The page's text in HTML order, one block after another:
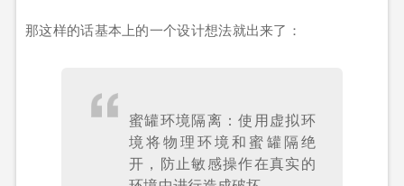
那这样的话基本上的一个设计想法就出来了：
蜜罐环境隔离：使用虚拟环
境将物理环境和蜜罐隔绝
开，防止敏感操作在真实的